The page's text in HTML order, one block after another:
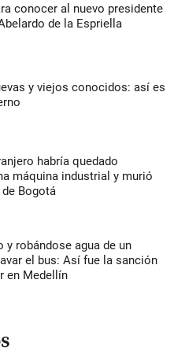
conocer al nuevo presidente
de la Espriella
y viejos conocidos: así es
habría quedado
máquina industrial y murió
Bogotá
y robándose agua de un
el bus: Así fue la sanción
en Medellín